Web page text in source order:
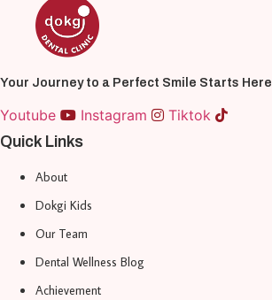
Your Journey to a Perfect Smile Starts Here
Youtube Instagram
Tiktok
Quick Links
About
Dokgi Kids
Our Team
Dental Wellness Blog
Achievement